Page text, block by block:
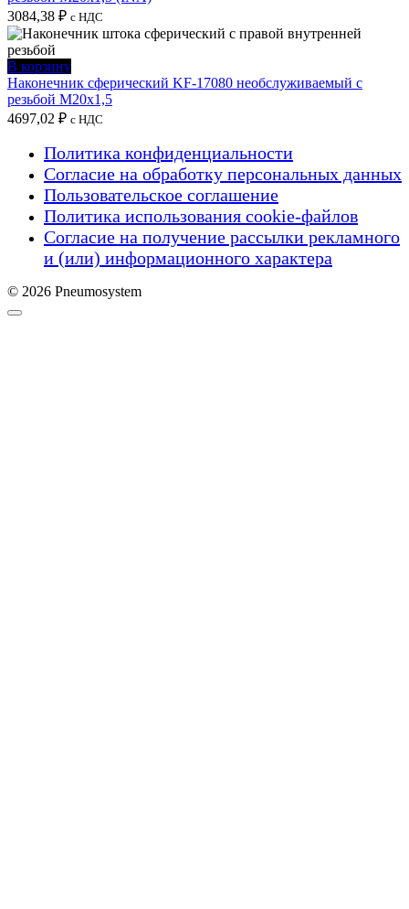
3084,38 ₽ с НДС
В корзину
Наконечник сферический KF-17080 необслуживаемый с
резьбой M20x1,5
4697,02 ₽ с НДС
Политика конфиденциальности
Согласие на обработку персональных данных
Пользовательское соглашение
Политика использования cookie-файлов
Согласие на получение рассылки рекламного
и (или) информационного характера
© 2026 Pneumosystem